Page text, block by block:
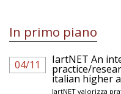
In primo piano
04/11 IartNET An
practice/
italian higher
IartNET valorizza